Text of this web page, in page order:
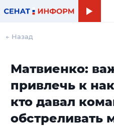
← Назад
Матвиенко:
привлечь к
кто давал
обстреливать